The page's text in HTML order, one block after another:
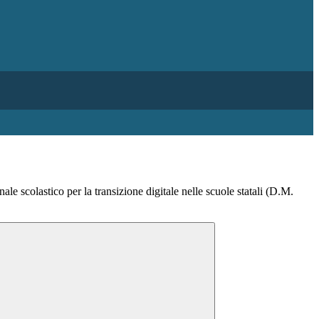
scolastico per la transizione digitale nelle scuole statali (D.M.